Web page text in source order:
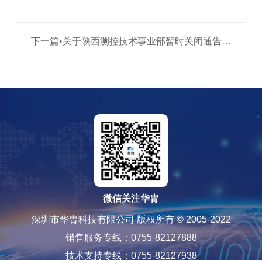
下一篇•关于陕西测控技术事业部暂时关闭通告！
微信关注华胄
深圳市华胄科技有限公司 版权所有 © 2005-2022
销售服务专线：0755-82127888
技术支持专线：0755-82127938